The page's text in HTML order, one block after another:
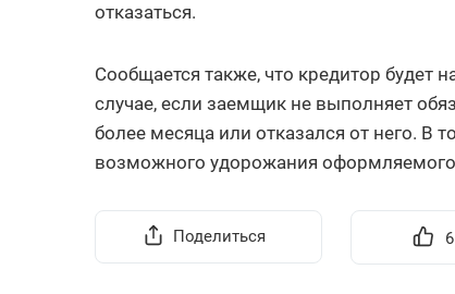
отказаться.
Сообщается также, что кредитор
случае, если заемщик не выполняет
более месяца или отказался от него. В
возможного удорожания оформляемого
Поделиться 6